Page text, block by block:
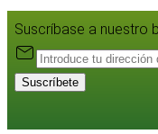
Suscríbase a nuestro
Suscríbete